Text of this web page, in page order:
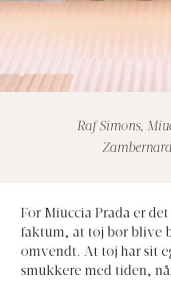
Raf Simons,
For Miuccia Prada er
faktum, at tøj bør blive
omvendt. At tøj har sit
smukkere med tiden,